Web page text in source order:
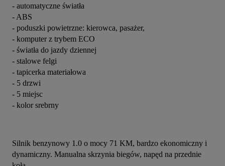
- automatyczne światła
- ABS
- poduszki powietrzne: kierowca, pasażer,
- komputer z trybem ECO
- światła do jazdy dziennej
- stalowe felgi
- tapicerka materiałowa
- 5 drzwi
- 5 miejsc
- kolor srebrny
Silnik benzynowy 1.0 o mocy 71 KM, bardzo ekonomiczny i
dynamiczny. Manualna skrzynia biegów, napęd na przednie